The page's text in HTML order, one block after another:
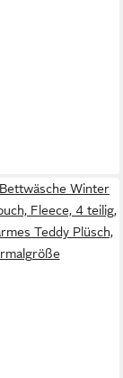
Winter
Fleece, 4 teilig,
Teddy Plüsch,